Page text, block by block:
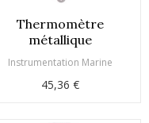
Thermomètre
métallique
Instrumentation Marine
45,36 €